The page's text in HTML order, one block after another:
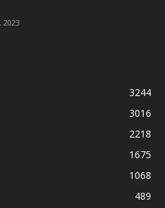
3244
3016
2218
1675
1068
489